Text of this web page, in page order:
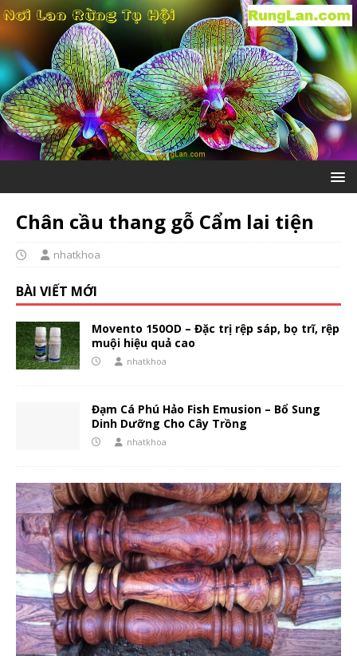
Chân cầu thang gỗ Cẩm lai tiện
nhatkhoa
BÀI VIẾT MỚI
Movento 150OD – Đặc trị rệp sáp, bọ trĩ, rệp
muội hiệu quả cao
nhatkhoa
Đạm Cá Phú Hảo Fish Emusion – Bổ Sung
Dinh Dưỡng Cho Cây Trồng
nhatkhoa